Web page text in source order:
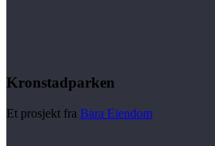
Kronstadparken
Et prosjekt fra Bara Eiendom